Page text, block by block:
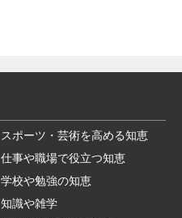
スポーツ・芸術を高める知恵
仕事や職場で役立つ知恵
学校や勉強の知恵
知識や雑学